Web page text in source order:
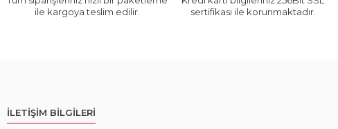
ile kargoya teslim edilir.
sertifikası ile korunmaktadır.
İLETİŞİM BİLGİLERİ